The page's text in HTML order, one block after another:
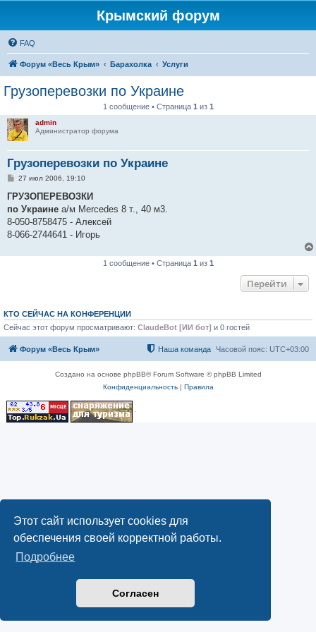
Этот сайт использует cookies для
обеспечения своей корректной работы.
Подробнее
Согласен
Крымский форум
FAQ
Форум «Весь Крым» Барахолка Услуги
Грузоперевозки по Украине
1 сообщение • Страница 1 из 1
admin
Администратор форума
Грузоперевозки по Украине
С
о
щ
е
и
27 июл 2006, 19:10
ГРУЗОПЕРЕВОЗКИ
по Украине а/м Mercedes 8 т., 40 м3.
8-050-8758475 - Алексей
8-066-2744641 - Игорь
1 сообщение • Страница 1 из 1
Перейти
КТО СЕЙЧАС НА КОНФЕРЕНЦИИ
Сейчас этот форум просматривают: ClaudeBot [ИИ бот] и 0 гостей
Форум «Весь Крым» Часовой пояс: UTC+03:00
Наша команда
Создано на основе phpBB® Forum Software © phpBB Limited
Конфиденциальность| Правила